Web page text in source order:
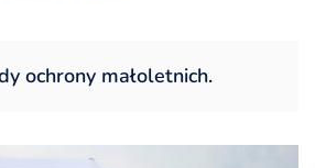
ochrony małoletnich.